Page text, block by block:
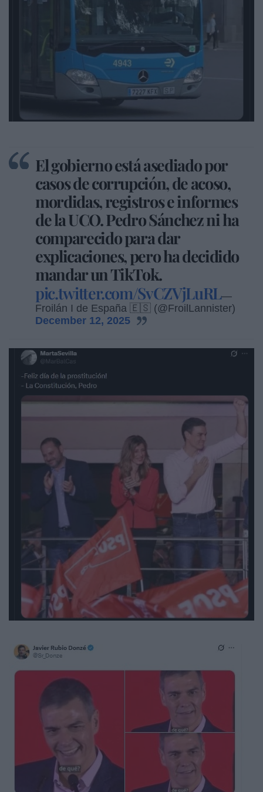
El gobierno está asediado por
casos de corrupción, de acoso,
mordidas, registros e informes
de la UCO. Pedro Sánchez ni ha
comparecido para dar
explicaciones, pero ha decidido
mandar un TikTok.
pic.twitter.com/SvCZVjLuRL—
Froilán I de España 🇪🇸 (@FroilLannister)
December 12, 2025